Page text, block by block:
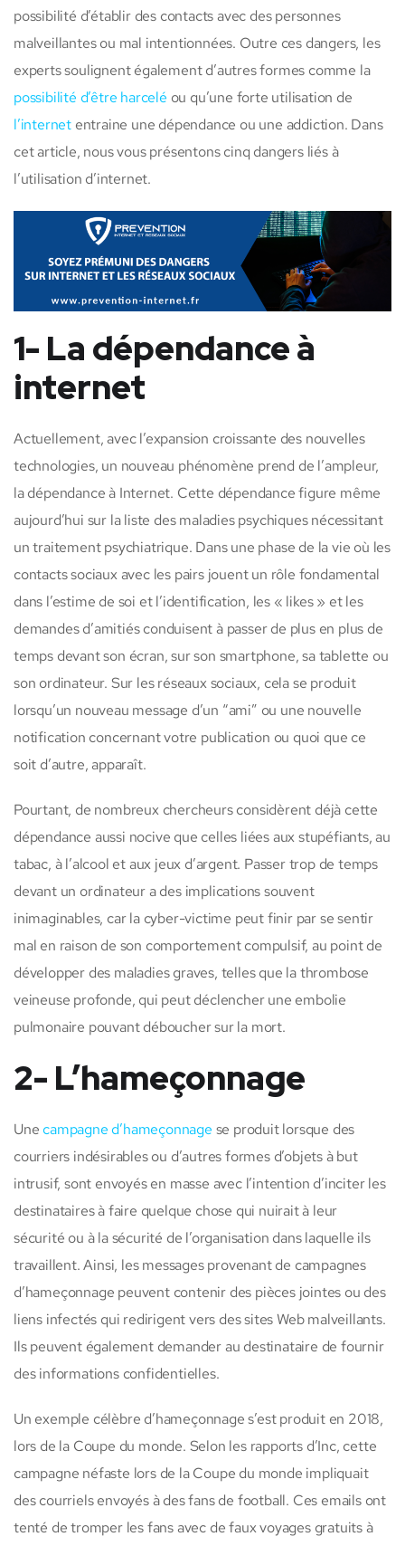
possibilité d’établir des contacts avec des personnes
malveillantes ou mal intentionnées. Outre ces dangers, les
experts soulignent également d’autres formes comme la
possibilité d’être harcelé ou qu’une forte utilisation de
l’internet entraine une dépendance ou une addiction. Dans
cet article, nous vous présentons cinq dangers liés à
l’utilisation d’internet.
1- La dépendance à
internet
Actuellement, avec l’expansion croissante des nouvelles
technologies, un nouveau phénomène prend de l’ampleur,
la dépendance à Internet. Cette dépendance figure même
aujourd’hui sur la liste des maladies psychiques nécessitant
un traitement psychiatrique. Dans une phase de la vie où les
contacts sociaux avec les pairs jouent un rôle fondamental
dans l’estime de soi et l’identification, les « likes » et les
demandes d’amitiés conduisent à passer de plus en plus de
temps devant son écran, sur son smartphone, sa tablette ou
son ordinateur. Sur les réseaux sociaux, cela se produit
lorsqu’un nouveau message d’un “ami” ou une nouvelle
notification concernant votre publication ou quoi que ce
soit d’autre, apparaît.
Pourtant, de nombreux chercheurs considèrent déjà cette
dépendance aussi nocive que celles liées aux stupéfiants, au
tabac, à l’alcool et aux jeux d’argent. Passer trop de temps
devant un ordinateur a des implications souvent
inimaginables, car la cyber-victime peut finir par se sentir
mal en raison de son comportement compulsif, au point de
développer des maladies graves, telles que la thrombose
veineuse profonde, qui peut déclencher une embolie
pulmonaire pouvant déboucher sur la mort.
2- L’hameçonnage
Unecampagne d’hameçonnage se produit lorsque des
courriers indésirables ou d’autres formes d’objets à but
intrusif, sont envoyés en masse avec l’intention d’inciter les
destinataires à faire quelque chose qui nuirait à leur
sécurité ou à la sécurité de l’organisation dans laquelle ils
travaillent. Ainsi, les messages provenant de campagnes
d’hameçonnage peuvent contenir des pièces jointes ou des
liens infectés qui redirigent vers des sites Web malveillants.
Ils peuvent également demander au destinataire de fournir
des informations confidentielles.
Un exemple célèbre d’hameçonnage s’est produit en 2018,
lors de la Coupe du monde. Selon les rapports d’Inc, cette
campagne néfaste lors de la Coupe du monde impliquait
des courriels envoyés à des fans de football. Ces emails ont
tenté de tromper les fans avec de faux voyages gratuits à